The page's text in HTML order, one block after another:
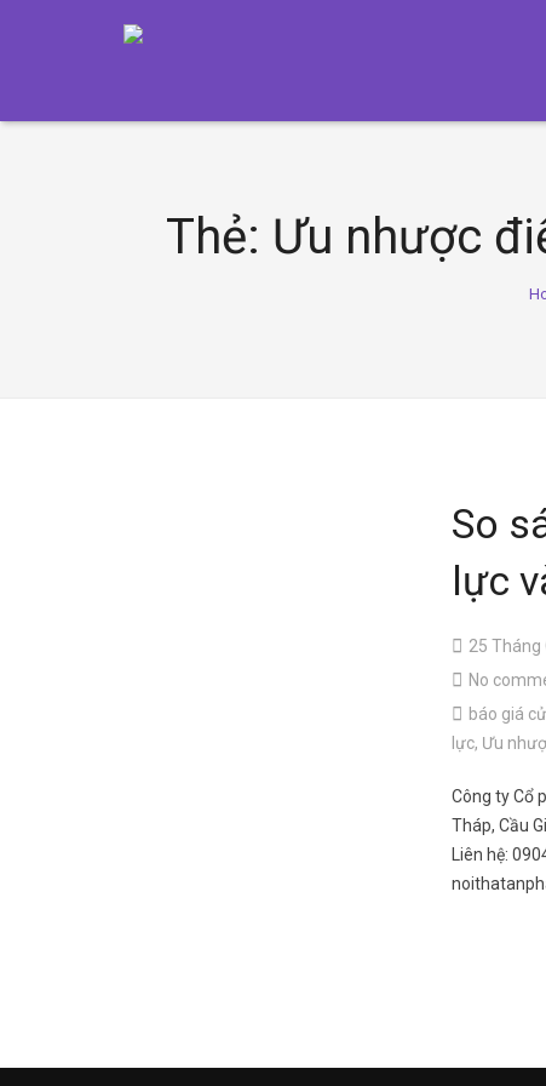
Thẻ: Ưu nhược
So
lực
25 Tháng
No
báo giá
lực, Ưu
Công ty Cổ
Tháp, Cầu
Liên hệ: